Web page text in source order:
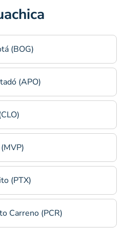
(BOG)
(APO)
(PTX)
Carreno (PCR)